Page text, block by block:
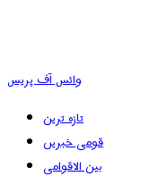
وائس آف پریس
تازہ ترین
قومی خبریں
بین الاقوامی